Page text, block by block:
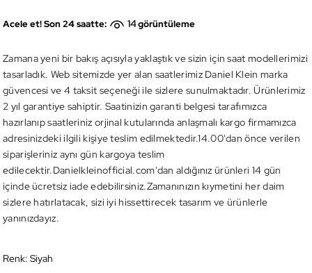
Acele et! Son 24 saatte: 14görüntüleme
Zamana yeni bir bakış açısıyla yaklaştık ve sizin için saat modellerimizi
tasarladık. Web sitemizde yer alan saatlerimiz Daniel Klein marka
güvencesi ve 4 taksit seçeneği ile sizlere sunulmaktadır. Ürünlerimiz
2 yıl garantiye sahiptir. Saatinizin garanti belgesi tarafımızca
hazırlanıp saatleriniz orjinal kutularında anlaşmalı kargo firmamızca
adresinizdeki ilgili kişiye teslim edilmektedir.14.00'dan önce verilen
siparişleriniz aynı gün kargoya teslim
edilecektir.Danielkleinofficial.com'dan aldığınız ürünleri 14 gün
içinde ücretsiz iade edebilirsiniz.Zamanınızın kıymetini her daim
sizlere hatırlatacak, sizi iyi hissettirecek tasarım ve ürünlerle
yanınızdayız.
Renk: Siyah